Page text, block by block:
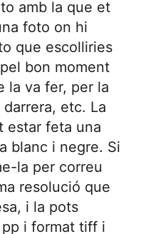
amb la que et
foto on hi
que escolliries
bon moment
la va fer, per la
etc. La
estar feta una
blanc i negre. Si
la per correu
resolució que
i la pots
i format tiff i